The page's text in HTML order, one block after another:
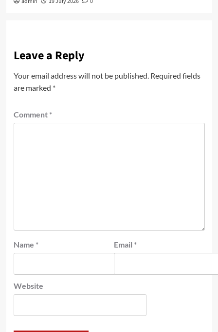
Leave a Reply
Your email address will not be published. Required fields
are marked *
Comment *
Name * Email *
Website